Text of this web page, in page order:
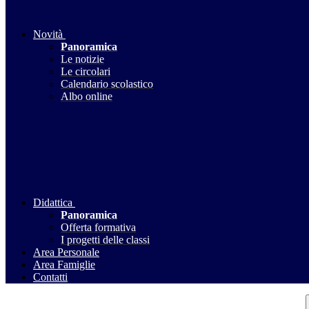
Novità
Panoramica
Le notizie
Le circolari
Calendario scolastico
Albo online
Didattica
Panoramica
Offerta formativa
I progetti delle classi
Area Personale
Area Famiglie
Contatti